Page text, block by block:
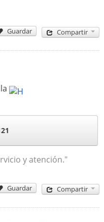
Guardar Compartir
y atención."
Guardar Compartir